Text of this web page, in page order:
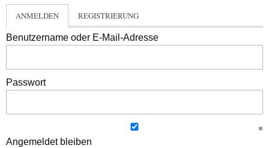
ANMELDEN REGISTRIERUNG
Benutzername oder E-Mail-Adresse
Passwort
Angemeldet bleiben